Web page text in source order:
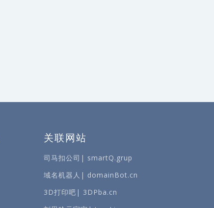
关联网站
司马扣公司| smartQ.grup
域名机器人| domainBot.cn
3D打印吧| 3DPba.cn